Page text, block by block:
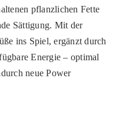
pflanzlichen Fette
Sättigung. Mit der
ins Spiel, ergänzt durch
Energie – optimal
neue Power